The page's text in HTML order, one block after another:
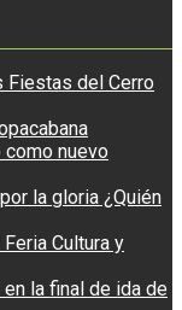
Fiestas del Cerro
nuevo
la gloria ¿Quién
Cultura y
la final de ida de